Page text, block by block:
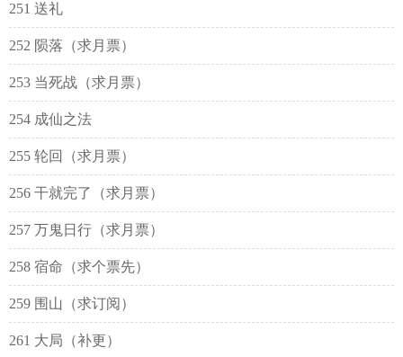
251 送礼
252 陨落（求月票）
253 当死战（求月票）
254 成仙之法
255 轮回（求月票）
256 干就完了（求月票）
257 万鬼日行（求月票）
258 宿命（求个票先）
259 围山（求订阅）
261 大局（补更）